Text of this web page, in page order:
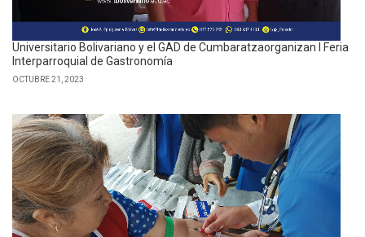
Universitario Bolivariano y el GAD de Cumbaratzaorganizan I Feria
Interparroquial de Gastronomía
OCTUBRE 21, 2023